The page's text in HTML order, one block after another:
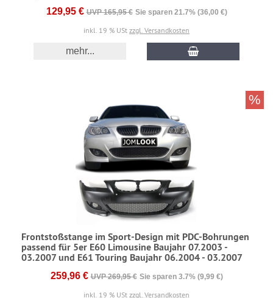
129,95 € UVP 165,95 € Sie sparen 21.7% (36,00 €)
inkl. 19 % USt zzgl. Versandkosten
mehr...
Frontstoßstange im Sport-Design mit PDC-Bohrungen
passend für 5er E60 Limousine Baujahr 07.2003 -
03.2007 und E61 Touring Baujahr 06.2004 - 03.2007
259,96 € UVP 269,95 € Sie sparen 3.7% (9,99 €)
inkl. 19 % USt zzgl. Versandkosten
%